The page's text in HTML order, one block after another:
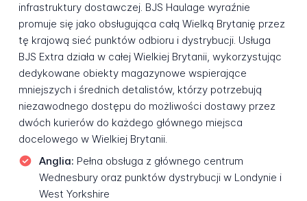
infrastruktury dostawczej. BJS Haulage wyraźnie
promuje się jako obsługująca całą Wielką Brytanię przez
tę krajową sieć punktów odbioru i dystrybucji. Usługa
BJS Extra działa w całej Wielkiej Brytanii, wykorzystując
dedykowane obiekty magazynowe wspierające
mniejszych i średnich detalistów, którzy potrzebują
niezawodnego dostępu do możliwości dostawy przez
dwóch kurierów do każdego głównego miejsca
docelowego w Wielkiej Brytanii.
Anglia: Pełna obsługa z głównego centrum
Wednesbury oraz punktów dystrybucji w Londynie i
West Yorkshire